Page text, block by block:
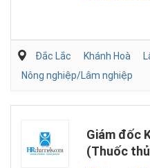
Đắc Lắc Khánh Hoà
Nông nghiệp/Lâm nghiệp
Giám đốc
(Thuốc